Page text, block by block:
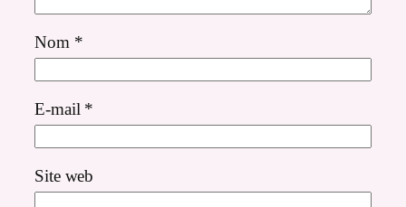
Nom *
E-mail *
Site web